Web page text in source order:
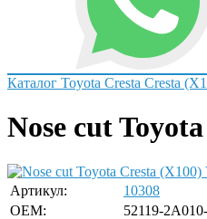
Каталог Toyota Cresta Cresta
Nose cut
Артикул:
10308
OEM:
52119-